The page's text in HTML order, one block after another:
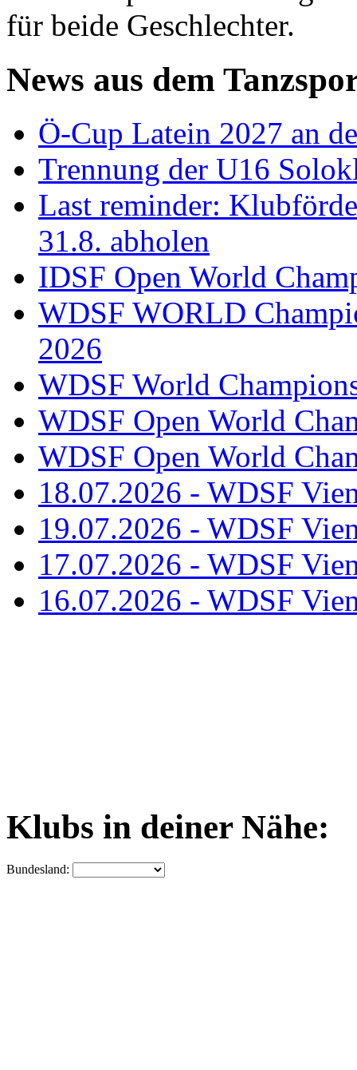
für beide Geschlechter.
News aus dem
Ö-Cup Latein 2027 an
Trennung der U16
Last reminder:
31.8. abholen
IDSF Open World
WDSF WORLD
2026
WDSF World
WDSF Open World
WDSF Open World
18.07.2026 - WDSF
19.07.2026 - WDSF
17.07.2026 - WDSF
16.07.2026 - WDSF
Klubs in deiner Nähe:
Bundesland: